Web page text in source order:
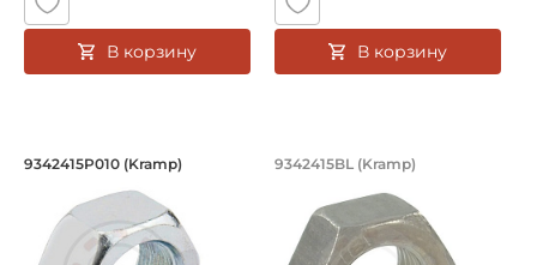
В корзину В корзину
Гайка шестигранная DIN 934, резьба
9342415P010 (Kramp) Гайка
9342415BL (Kramp)